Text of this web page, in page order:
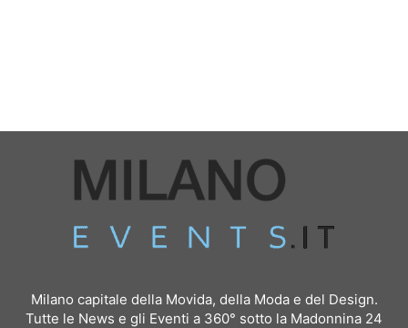
Milano capitale della Movida, della Moda e del Design.
Tutte le News e gli Eventi a 360° sotto la Madonnina 24